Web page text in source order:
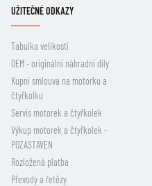
UŽITEČNÉ ODKAZY
Tabulka velikostí
OEM - originální náhradní díly
Kupní smlouva na motorku a
čtyřkolku
Servis motorek a čtyřkolek
Výkup motorek a čtyřkolek -
POZASTAVEN
Rozložená platba
Převody a řetězy